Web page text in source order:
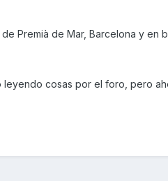
Premià de Mar, Barcelona y en
leyendo cosas por el foro, pero